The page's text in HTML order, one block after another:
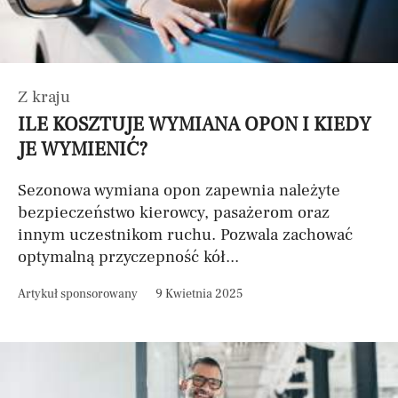
Z kraju
ILE KOSZTUJE WYMIANA OPON I KIEDY
JE WYMIENIĆ?
Sezonowa wymiana opon zapewnia należyte
bezpieczeństwo kierowcy, pasażerom oraz
innym uczestnikom ruchu. Pozwala zachować
optymalną przyczepność kół...
Artykuł sponsorowany 9 Kwietnia 2025